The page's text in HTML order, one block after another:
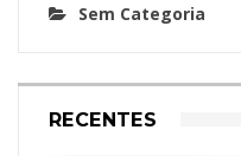
Sem Categoria
RECENTES